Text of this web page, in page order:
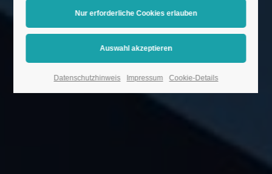
Datenschutzhinweis Impressum Cookie-Details